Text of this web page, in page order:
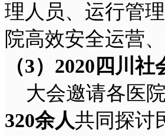
理人员、运行管
院高效安全运营
（3）2020 四川社
大会邀请各医
320余人共同探讨